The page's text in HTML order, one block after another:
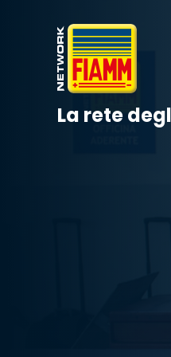
La rete